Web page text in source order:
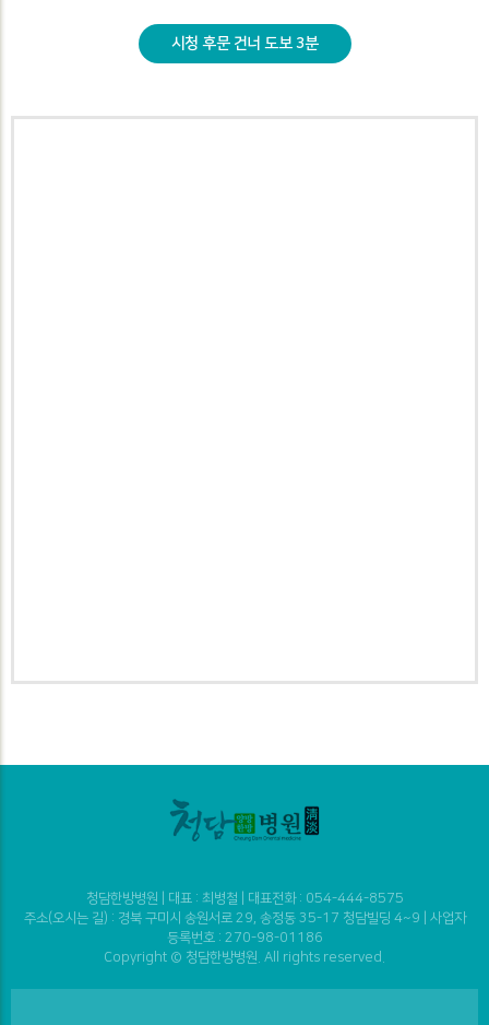
시청 후문 건너 도보 3분
청담한방병원 | 대표 : 최병철 | 대표전화 : 054-444-8575
주소(오시는 길) : 경북 구미시 송원서로 29, 송정동 35-17 청담빌딩 4~9 | 사업자
등록번호 : 270-98-01186
Copyright © 청담한방병원. All rights reserved.